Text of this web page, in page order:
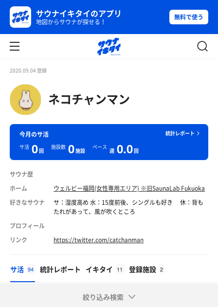
サウナイキタイのアプリ
地図からサウナが探せる！
無料で使う
2020.09.04 登録
ネコチャンマン
統計レポート
今月のサ活
サ活 0回
施設数 0施設
ペース
週 0.0回
サウナ歴
ホーム
ウェルビー福岡(女性専用エリア) ※旧SaunaLab Fukuoka
好きなサウナ
サ：湿度高め 水：15度前後、シングルも好き 休：背も
たれがあって、風が吹くところ
プロフィール
リンク
https://twitter.com/catchanman
サ活 94 統計レポート イキタイ 11 登録施設 2
絞り込み検索